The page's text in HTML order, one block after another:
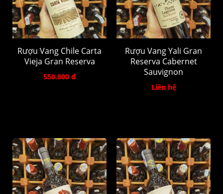
Rượu Vang Chile Carta
Vieja Gran Reserva
550.000 đ
Rượu Vang Yali Gran
Reserva Cabernet
Sauvignon
Liên hệ